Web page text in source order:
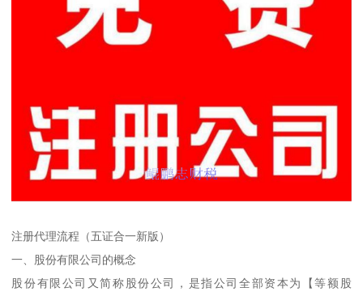
注册代理流程（五证合一新版）
一、股份有限公司的概念
股份有限公司又简称股份公司，是指公司全部资本为【等额股